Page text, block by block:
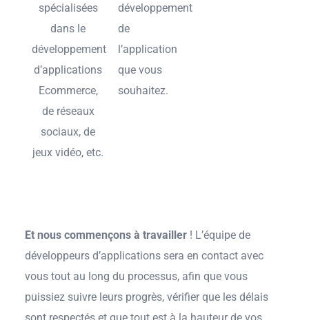
spécialisées
dans le
développement
d’applications
Ecommerce,
de réseaux
sociaux, de
jeux vidéo, etc.
développement
de
l’application
que vous
souhaitez.
Et nous commençons à travailler ! L’équipe de
développeurs d’applications sera en contact avec
vous tout au long du processus, afin que vous
puissiez suivre leurs progrès, vérifier que les délais
sont respectés et que tout est à la hauteur de vos